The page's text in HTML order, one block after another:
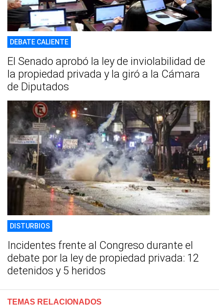
DEBATE CALIENTE
El Senado aprobó la ley de inviolabilidad de
la propiedad privada y la giró a la Cámara
de Diputados
DISTURBIOS
Incidentes frente al Congreso durante el
debate por la ley de propiedad privada: 12
detenidos y 5 heridos
TEMAS RELACIONADOS